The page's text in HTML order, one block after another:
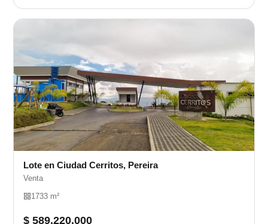
Lote en Ciudad Cerritos, Pereira
Venta
1733 m²
$ 589.220.000